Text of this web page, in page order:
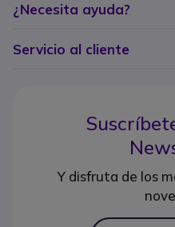
¿Necesita ayuda?
Servicio al cliente
Y disfruta de los